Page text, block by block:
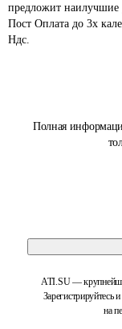
Полная
ATI.SU —
Зарегистрируйтесь
на
предложит наилучшие
Пост Оплата до 3х
Ндс.